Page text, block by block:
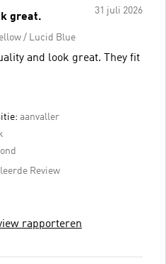
31 juli 2026
great.
/ Lucid Blue
and look great. They fit
aanvaller
Review
rapporteren